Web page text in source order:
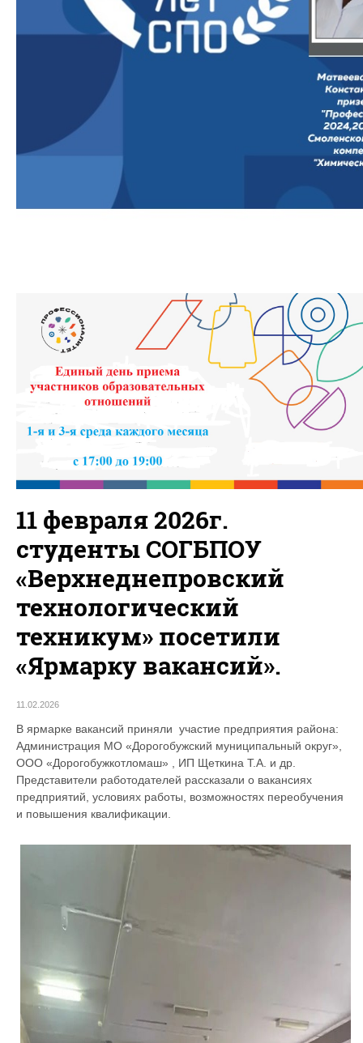
11 февраля 2026г.
студенты СОГБПОУ
«Верхнеднепровский
технологический
техникум» посетили
«Ярмарку вакансий».
11.02.2026
В ярмарке вакансий приняли участие предприятия района:
Администрация МО «Дорогобужский муниципальный округ»,
ООО «Дорогобужкотломаш» , ИП Щеткина Т.А. и др.
Представители работодателей рассказали о вакансиях
предприятий, условиях работы, возможностях переобучения
и повышения квалификации.